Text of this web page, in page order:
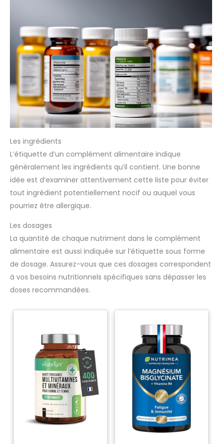
et la même philosophie, sans
jamais perdre son souci du
détail.
Les ingrédients
L’étiquette d’un complément alimentaire indique
généralement les ingrédients qu’il contient. Une bonne
idée est d’examiner attentivement cette liste pour éviter
tout ingrédient potentiellement nocif ou auquel vous
pourriez être allergique.
Les dosages
La quantité de chaque nutriment dans le complément
alimentaire est aussi indiquée sur l’étiquette sous forme
de dosage. Assurez-vous que ces dosages correspondent
à vos besoins nutritionnels spécifiques sans dépasser les
doses recommandées.